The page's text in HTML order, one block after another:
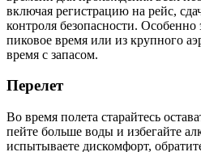
включая регистрацию на рейс,
контроля безопасности.
пиковое время или из крупного
время с запасом.
Перелет
Во время полета старайтесь
пейте больше воды и избегайте
испытываете дискомфорт,